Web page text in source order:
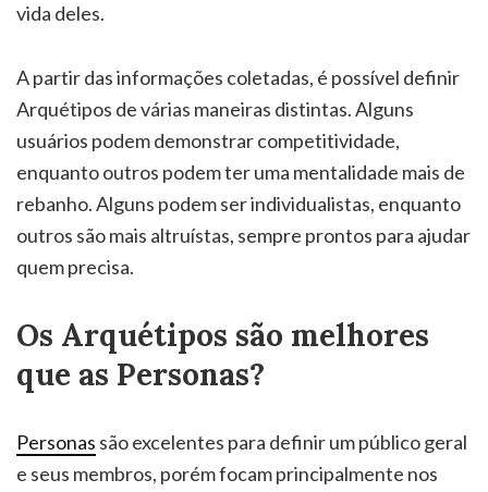
vida deles.
A partir das informações coletadas, é possível definir
Arquétipos de várias maneiras distintas. Alguns
usuários podem demonstrar competitividade,
enquanto outros podem ter uma mentalidade mais de
rebanho. Alguns podem ser individualistas, enquanto
outros são mais altruístas, sempre prontos para ajudar
quem precisa.
Os Arquétipos são melhores
que as Personas?
Personas são excelentes para definir um público geral
e seus membros, porém focam principalmente nos